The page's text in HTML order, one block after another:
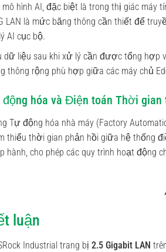
mô hình AI, đặc biệt là trong thị giác máy
LAN là mức băng thông cần thiết để
AI cục bộ.
dữ liệu sau khi xử lý cần được tổng hợp
thông rộng phù hợp giữa các máy chủ
hóa và Điện toán Thời gian
Tự động hóa nhà máy (Factory
thiểu thời gian phản hồi giữa hệ thống
hành, cho phép các quy trình hoạt động
luận
Industrial trang bị 2.5 Gigabit LAN